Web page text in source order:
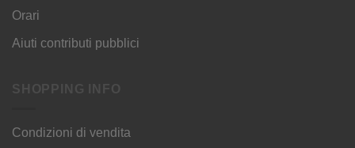
Orari
Aiuti contributi pubblici
SHOPPING INFO
Condizioni di vendita